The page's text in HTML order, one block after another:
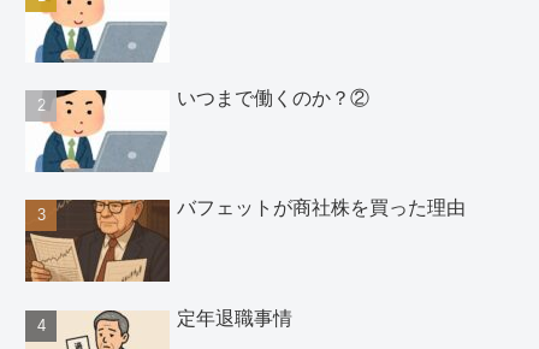
いつまで働くのか？②
バフェットが商社株を買った理由
定年退職事情